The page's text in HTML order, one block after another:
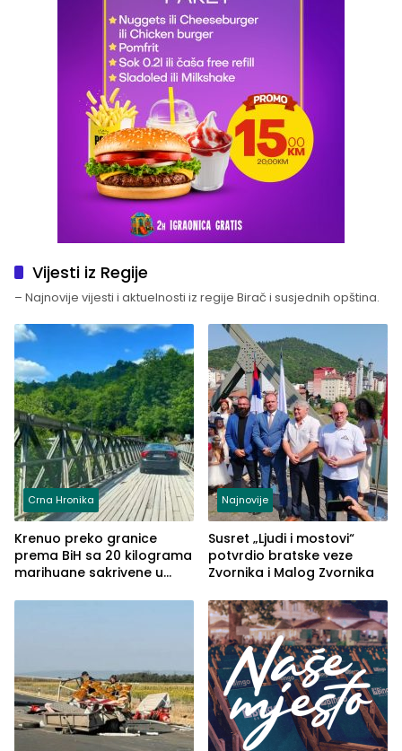
Vijesti iz Regije
– Najnovije vijesti i aktuelnosti iz regije Birač i susjednih opština.
Crna Hronika
Krenuo preko granice
prema BiH sa 20 kilograma
marihuane sakrivene u
Najnovije
Susret „Ljudi i mostovi“
potvrdio bratske veze
Zvornika i Malog Zvornika